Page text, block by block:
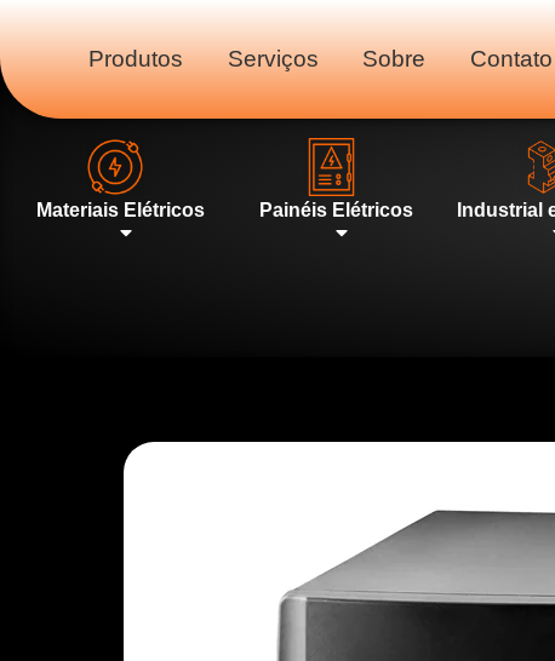
Produtos Serviços Sobre Contato
Materiais Elétricos Painéis Elétricos Industrial